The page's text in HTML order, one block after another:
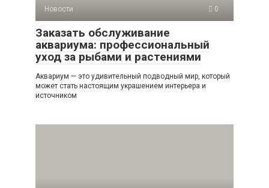
Новости 0
Заказать обслуживание
аквариума: профессиональный
уход за рыбами и растениями
Аквариум — это удивительный подводный мир, который
может стать настоящим украшением интерьера и
источником